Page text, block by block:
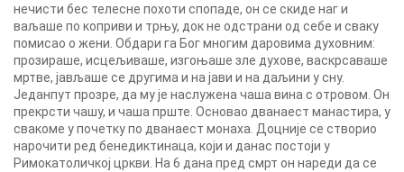
нечисти бес телесне похоти спопаде, он се скиде наг и
ваљаше по коприви и трњу, док не одстрани од себе и сваку
помисао о жени. Обдари га Бог многим даровима духовним:
прозираше, исцељиваше, изгоњаше зле духове, васкрсаваше
мртве, јављаше се другима и на јави и на даљини у сну.
Једанпут прозре, да му је наслужена чаша вина с отровом. Он
прекрсти чашу, и чаша прште. Основао дванаест манастира, у
свакоме у почетку по дванаест монаха. Доцније се створио
нарочити ред бенедиктинаца, који и данас постоји у
Римокатоличкој цркви. На 6 дана пред смрт он нареди да се